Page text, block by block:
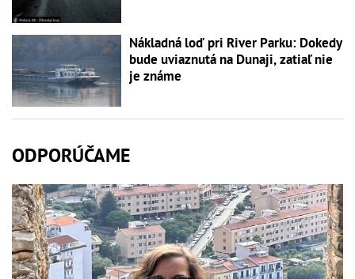
Nákladná loď pri River Parku: Dokedy
bude uviaznutá na Dunaji, zatiaľ nie
je známe
ODPORÚČAME